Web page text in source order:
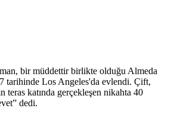
bir müddettir birlikte olduğu Almeda
tarihinde Los Angeles'da evlendi. Çift,
katında gerçekleşen nikahta 40
dedi.